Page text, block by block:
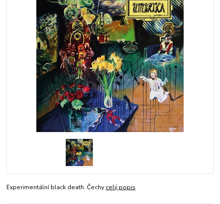
Experimentální black death. Čechy celý popis